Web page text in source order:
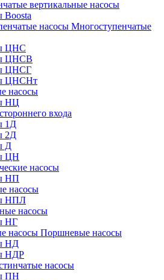
вертикальные насосы
Boosta
Многоступенчатые
ЦНС
ЦНСВ
ЦНСГ
ЦНСНт
насосы
НЦ
входа
1Д
2Д
Д
ЦН
насосы
НП
насосы
НПЛ
насосы
НГ
Поршневые насосы
НД
НДР
насосы
ПН